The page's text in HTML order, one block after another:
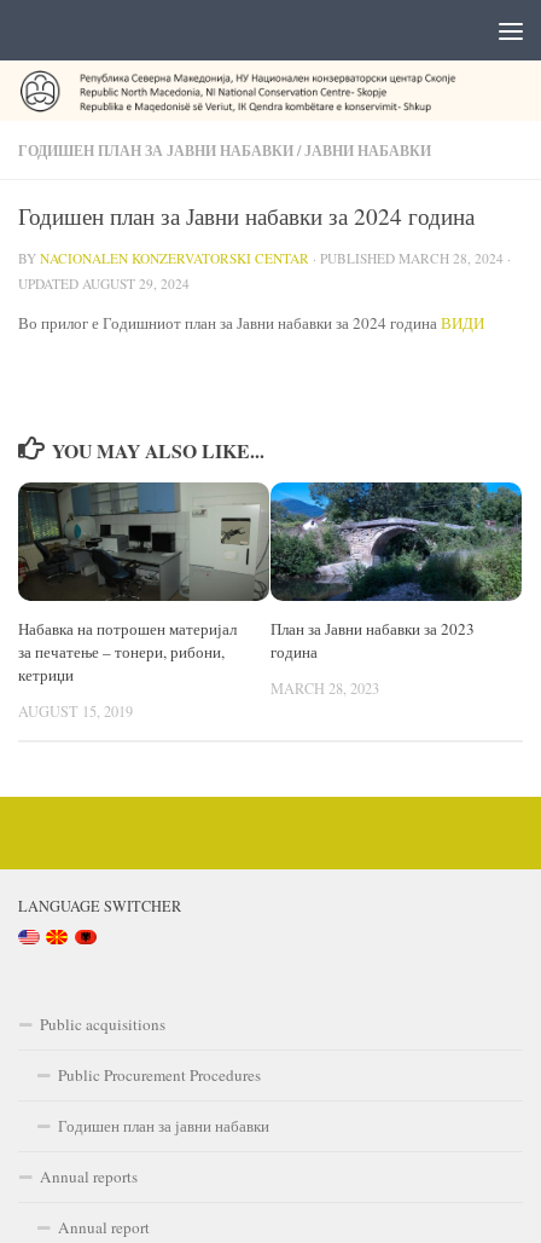
ГОДИШЕН ПЛАН ЗА ЈАВНИ НАБАВКИ/ЈАВНИ НАБАВКИ
Годишен план за Јавни набавки за 2024 година
BY NACIONALEN KONZERVATORSKI CENTAR · PUBLISHED MARCH 28, 2024 ·
UPDATED AUGUST 29, 2024
Во прилог е Годишниот план за Јавни набавки за 2024 годинаВИДИ
YOU MAY ALSO LIKE...
Набавка на потрошен материјал
за печатење – тонери, рибони,
кетриџи
AUGUST 15, 2019
План за Јавни набавки за 2023
година
MARCH 28, 2023
LANGUAGE SWITCHER
Public acquisitions
Public Procurement Procedures
Годишен план за јавни набавки
Annual reports
Annual report